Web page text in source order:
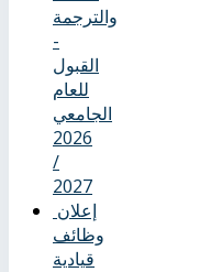
والترجمة
-
القبول
للعام
الجامعي
2026
/
2027
وظائف
قيادية